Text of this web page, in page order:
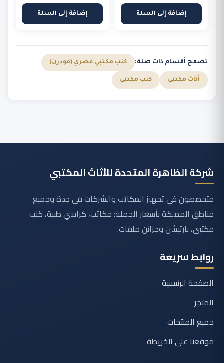
إضافة إلى السلة إضافة إلى السلة
تصفح أقسام ذات صلة: كنب مكتبي عصري (مودرن)
أثاث مكتبي كنب مكتبي
شركة الظاهرة المتحدة للأثاث المكتبي
متخصصون في تجهيز المكاتب والشركات في جدة وجميع
مناطق المملكة بأسعار الجملة: مكاتب، كراسي طبية، كنب
مكتبي، بارتيشن وخزائن ملفات.
روابط سريعة
الصفحة الرئيسية
المتجر
جميع المنتجات
موقعنا على الخريطة